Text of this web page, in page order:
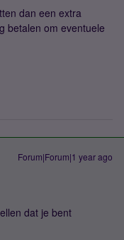
dan een extra
betalen om eventuele
Forum|Forum|1 year ago
dat je bent